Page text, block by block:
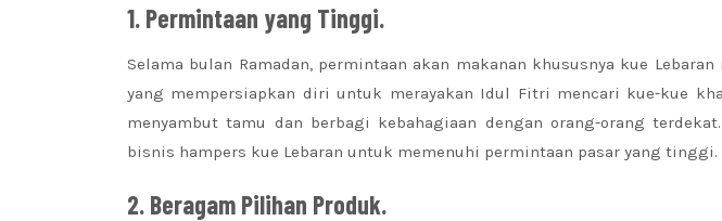
1. Permintaan yang Tinggi.
Selama bulan Ramadan, permintaan akan makanan khususnya kue
yang mempersiapkan diri untuk merayakan Idul Fitri mencari kue-kue
menyambut tamu dan berbagi kebahagiaan dengan orang-orang
bisnis hampers kue Lebaran untuk memenuhi permintaan pasar yang tinggi.
2. Beragam Pilihan Produk.